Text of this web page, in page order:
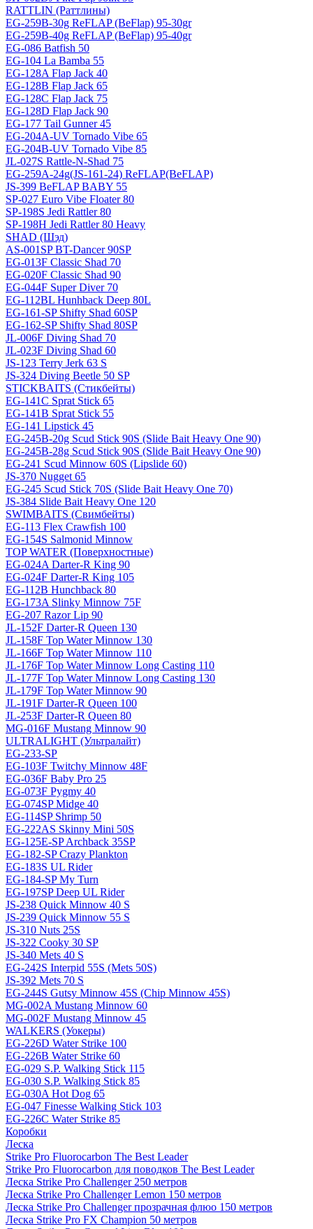
RATTLIN (Раттлины)
EG-259B-30g ReFLAP (BeFlap) 95-30gr
EG-259B-40g ReFLAP (BeFlap) 95-40gr
EG-086 Batfish 50
EG-104 La Bamba 55
EG-128A Flap Jack 40
EG-128B Flap Jack 65
EG-128C Flap Jack 75
EG-128D Flap Jack 90
EG-177 Tail Gunner 45
EG-204A-UV Tornado Vibe 65
EG-204B-UV Tornado Vibe 85
JL-027S Rattle-N-Shad 75
EG-259A-24g(JS-161-24) ReFLAP(BeFLAP)
JS-399 BeFLAP BABY 55
SP-027 Euro Vibe Floater 80
SP-198S Jedi Rattler 80
SP-198H Jedi Rattler 80 Heavy
SHAD (Шэд)
AS-001SP BT-Dancer 90SP
EG-013F Classic Shad 70
EG-020F Classic Shad 90
EG-044F Super Diver 70
EG-112BL Hunhback Deep 80L
EG-161-SP Shifty Shad 60SP
EG-162-SP Shifty Shad 80SP
JL-006F Diving Shad 70
JL-023F Diving Shad 60
JS-123 Terry Jerk 63 S
JS-324 Diving Beetle 50 SP
STICKBAITS (Стикбейты)
EG-141C Sprat Stick 65
EG-141B Sprat Stick 55
EG-141 Lipstick 45
EG-245B-20g Scud Stick 90S (Slide Bait Heavy One 90)
EG-245B-28g Scud Stick 90S (Slide Bait Heavy One 90)
EG-241 Scud Minnow 60S (Lipslide 60)
JS-370 Nugget 65
EG-245 Scud Stick 70S (Slide Bait Heavy One 70)
JS-384 Slide Bait Heavy One 120
SWIMBAITS (Свимбейты)
EG-113 Flex Crawfish 100
EG-154S Salmonid Minnow
TOP WATER (Поверхностные)
EG-024A Darter-R King 90
EG-024F Darter-R King 105
EG-112B Hunchback 80
EG-173A Slinky Minnow 75F
EG-207 Razor Lip 90
JL-152F Darter-R Queen 130
JL-158F Top Water Minnow 130
JL-166F Top Water Minnow 110
JL-176F Top Water Minnow Long Casting 110
JL-177F Top Water Minnow Long Casting 130
JL-179F Top Water Minnow 90
JL-191F Darter-R Queen 100
JL-253F Darter-R Queen 80
MG-016F Mustang Minnow 90
ULTRALIGHT (Ультралайт)
EG-233-SP
EG-103F Twitchy Minnow 48F
EG-036F Baby Pro 25
EG-073F Pygmy 40
EG-074SP Midge 40
EG-114SP Shrimp 50
EG-222AS Skinny Mini 50S
EG-125E-SP Archback 35SP
EG-182-SP Crazy Plankton
EG-183S UL Rider
EG-184-SP My Turn
EG-197SP Deep UL Rider
JS-238 Quick Minnow 40 S
JS-239 Quick Minnow 55 S
JS-310 Nuts 25S
JS-322 Cooky 30 SP
JS-340 Mets 40 S
EG-242S Interpid 55S (Mets 50S)
JS-392 Mets 70 S
EG-244S Gutsy Minnow 45S (Chip Minnow 45S)
MG-002A Mustang Minnow 60
MG-002F Mustang Minnow 45
WALKERS (Уокеры)
EG-226D Water Strike 100
EG-226B Water Strike 60
EG-029 S.P. Walking Stick 115
EG-030 S.P. Walking Stick 85
EG-030A Hot Dog 65
EG-047 Finesse Walking Stick 103
EG-226C Water Strike 85
Коробки
Леска
Strike Pro Fluorocarbon The Best Leader
Strike Pro Fluorocarbon для поводков The Best Leader
Леска Strike Pro Challenger 250 метров
Леска Strike Pro Challenger Lemon 150 метров
Леска Strike Pro Challenger прозрачная флюо 150 метров
Леска Strike Pro FX Champion 50 метров